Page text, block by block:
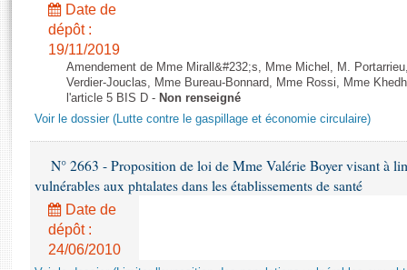
Amendements
Textes adoptés
Rapports d'information
Baromètre de l’application des lois
Dossiers législatifs
Budget et sécurité sociale
Juniors
Anciennes législatures
Liens vers les sites publics
Photos libres de droit
Date de
dépôt :
19/11/2019
Amendement de Mme Mirall&#232;s, Mme Michel, M.
Verdier-Jouclas, Mme Bureau-Bonnard, Mme Rossi, Mme
l'article 5 BIS D - Non renseigné
Voir le dossier (Lutte contre le gaspillage et économie circulaire)
N° 2663 - Proposition de loi de Mme Valérie Boyer visant à
vulnérables aux phtalates dans les établissements de santé
Date de
dépôt :
24/06/2010